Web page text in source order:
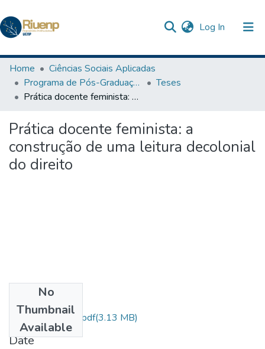
Log In (current)
Communities & Collections
Browse DSpace
Home
Ciências Sociais Aplicadas
Programa de Pós-Graduação em Ciência Jurídica
Teses
Prática docente feminista: a construção de uma leitura decolonial do direito
Prática docente feminista: a
construção de uma leitura decolonial
do direito
No
Thumbnail
Available
BrunnaRSantiago.pdf(3.13 MB)
Date